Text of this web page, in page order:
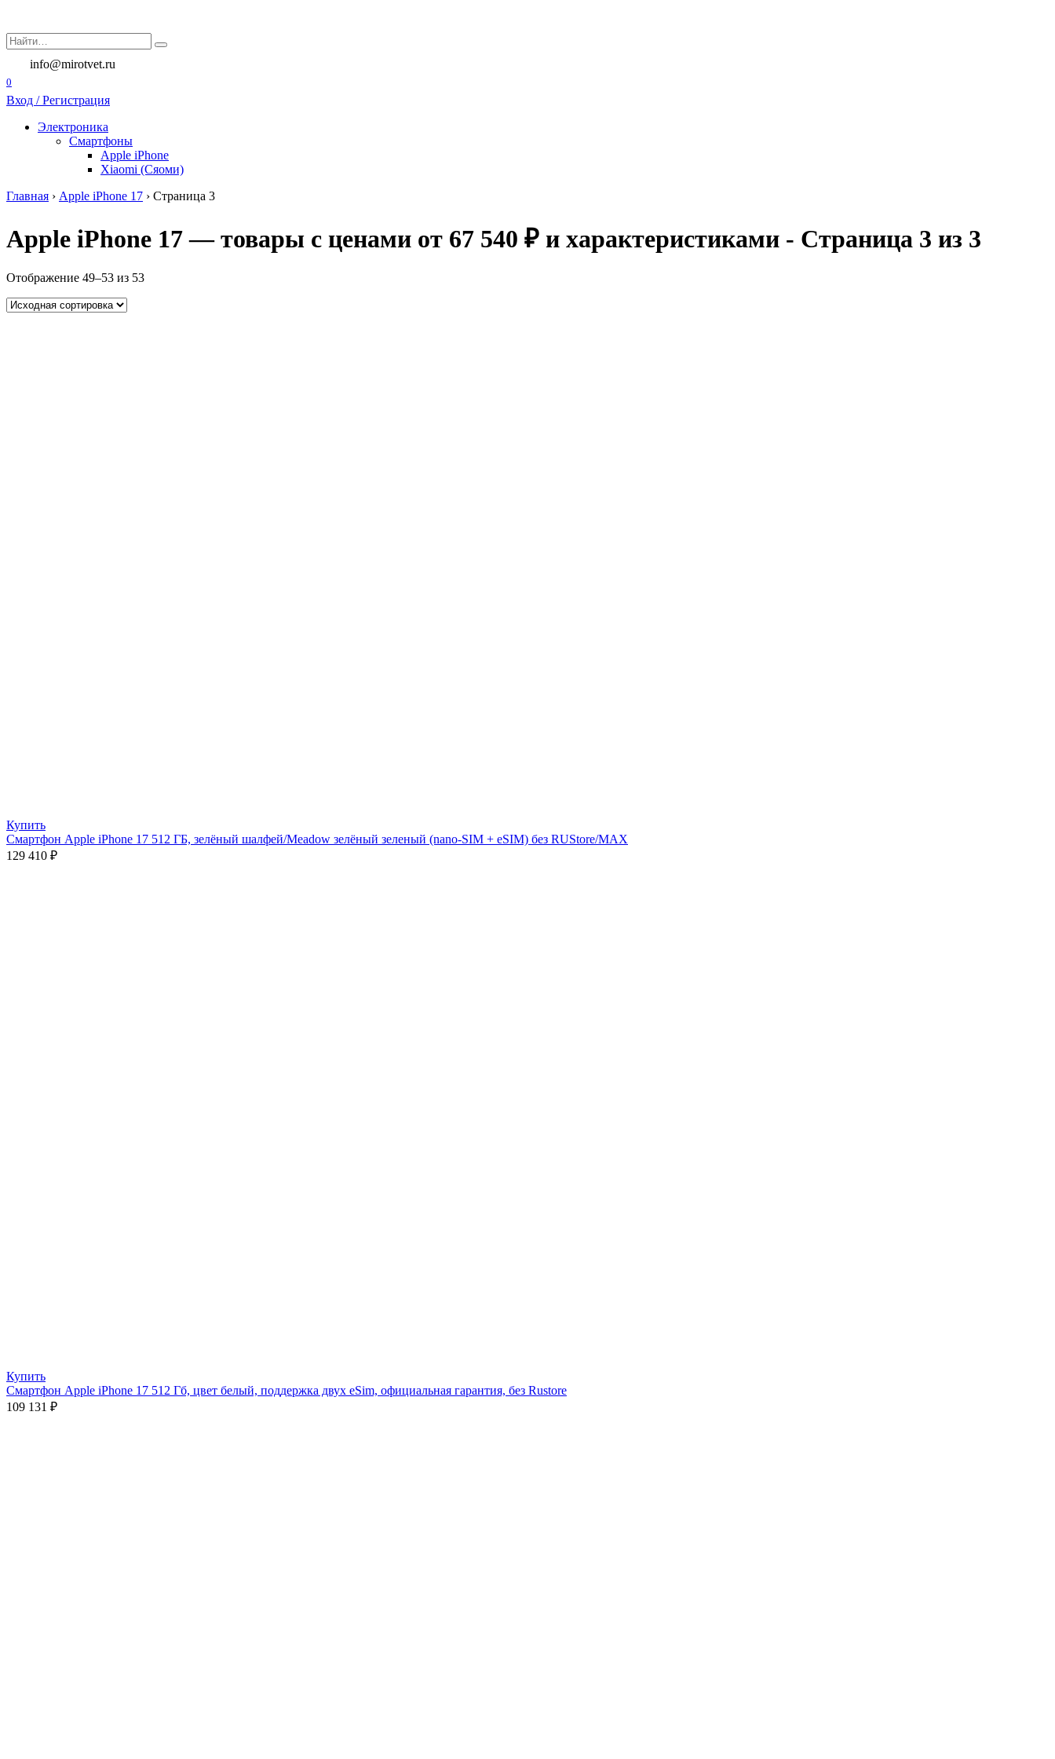
содержанию
Search
for:
info@mirotvet.ru
0
Вход / Регистрация
Электроника
Смартфоны
Apple iPhone
Xiaomi (Сяоми)
Главная › Apple iPhone 17 › Страница 3
Apple iPhone 17 — товары с ценами от 67 540 ₽ и характеристиками - Страница 3 из 3
Отображение 49–53 из 53
Купить
Смартфон Apple iPhone 17 512 ГБ, зелёный шалфей/Meadow зелёный зеленый (nano-SIM + eSIM) без RUStore/MAX
129 410 ₽
Купить
Смартфон Apple iPhone 17 512 Гб, цвет белый, поддержка двух eSim, официальная гарантия, без Rustore
109 131 ₽